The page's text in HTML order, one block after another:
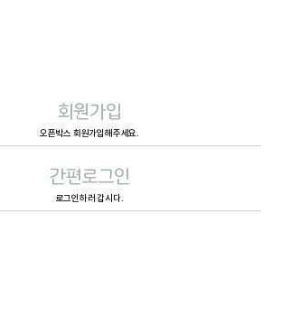
회원가입
오픈박스 회원가입해주세요.
간편로그인
로그인하러 갑시다.